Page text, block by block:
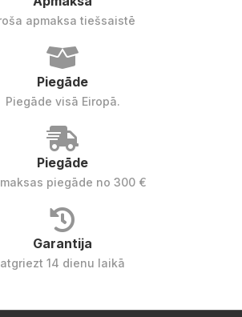
apmaksa tiešsaistē
Piegāde
Piegāde visā Eiropā.
Piegāde
piegāde no 300 €
Garantija
atgriezt 14 dienu laikā